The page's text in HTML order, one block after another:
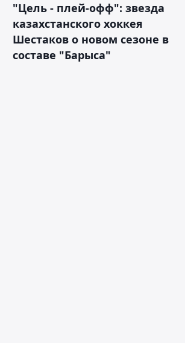
"Цель - плей-офф": звезда
казахстанского хоккея
Шестаков о новом сезоне в
составе "Барыса"